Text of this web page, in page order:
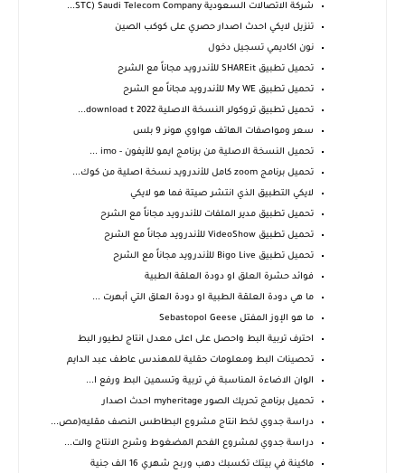
شركة الاتصالات السعودية STC) Saudi Telecom Company...
تنزيل لايكي احدث اصدار حصري على كوكب الصين
نون اكاديمي تسجيل دخول
تحميل تطبيق SHAREit للأندرويد مجاناً مع الشرح
تحميل تطبيق My WE‏‏ للأندرويد مجاناً مع الشرح
تحميل تطبيق تروكولر النسخة الاصلية 2022 download t...
سعر ومواصفات الهاتف هواوي هونر 9 بلس
تحميل النسخة الاصلية من برنامج ايمو للأيفون - imo ...
تحميل برنامج zoom كامل للأندرويد نسخة اصلية من كوك...
لايكي التطبيق الذي انتشر صيتة فما هو لايكي
تحميل تطبيق مدير الملفات للأندرويد مجاناً مع الشرح
تحميل تطبيق VideoShow‏ للأندرويد مجاناً مع الشرح
تحميل تطبيق Bigo Live للأندرويد مجاناً مع الشرح
فوائد حشرة العلق او دودة العلقة الطبية
ما هي دودة العلقة الطبية او دودة العلق التي أبهرت ...
ما هو الإوز المفتل Sebastopol Geese
احترف تربية البط واحصل على اعلى معدل انتاج لطيور البط
تحصينات البط ومعلومات حقلية للمهندس عاطف عبد الدايم
الوان الاضاءة المناسبة في تربية وتسمين البط ورفع ا...
تحميل برنامج تحريك الصور myheritage احدث اصدار
دراسة جدوي لخط انتاج مشروع البطاطس النصف مقليه(مص...
دراسة جدوي لمشروع الفحم المضغوط وشرح الانتاج والت...
ماكينة في بيتك تكسبك دهب وربح شهري 16 الف جنية